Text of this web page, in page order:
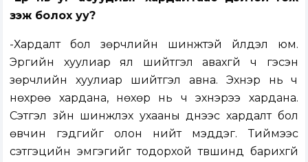
үзэж болох уу?
-Хардалт бол зөрчлийн шинжтэй үйлдэл юм.
Эрүүгийн хуулиар ял шийтгэл авахгүй ч гэсэн
зөрчлийн хуулиар шийтгэл авна. Эхнэр нь ч
нөхрөө хардана, нөхөр нь ч эхнэрээ хардана.
Сэтгэл зүйн шинжлэх ухааны үүднээс хардалт бол
өвчин гэдгийг олон нийт мэддэг. Тиймээс
сэтгэцийн эмгэгийг тодорхой түвшинд барихгүй